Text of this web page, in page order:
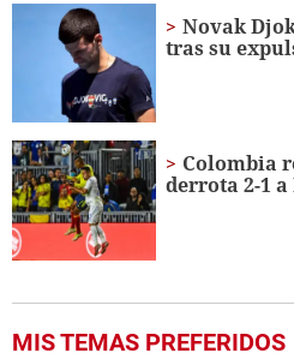
Novak
tras su
Colombia
derrota 2-1
MIS TEMAS PREFERIDOS